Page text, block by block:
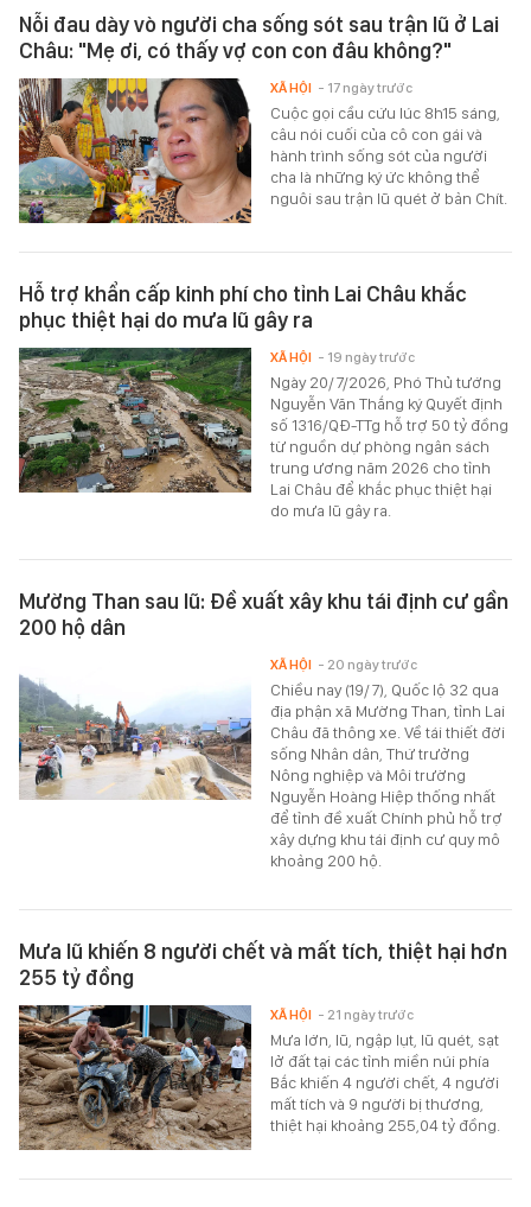
Nỗi đau dày vò người cha sống sót sau trận lũ ở Lai
Châu: "Mẹ ơi, có thấy vợ con con đâu không?"
Cuộc gọi cầu cứu lúc 8h15 sáng,
câu nói cuối của cô con gái và
hành trình sống sót của người
cha là những ký ức không thể
nguôi sau trận lũ quét ở bản Chít.
XÃ HỘI - 17 ngày trước
Hỗ trợ khẩn cấp kinh phí cho tỉnh Lai Châu khắc
phục thiệt hại do mưa lũ gây ra
Ngày 20/7/2026, Phó Thủ tướng
Nguyễn Văn Thắng ký Quyết định
số 1316/QĐ-TTg hỗ trợ 50 tỷ đồng
từ nguồn dự phòng ngân sách
trung ương năm 2026 cho tỉnh
Lai Châu để khắc phục thiệt hại
do mưa lũ gây ra.
XÃ HỘI - 19 ngày trước
Mường Than sau lũ: Đề xuất xây khu tái định cư gần
200 hộ dân
Chiều nay (19/7), Quốc lộ 32 qua
địa phận xã Mường Than, tỉnh Lai
Châu đã thông xe. Về tái thiết đời
sống Nhân dân, Thứ trưởng
Nông nghiệp và Môi trường
Nguyễn Hoàng Hiệp thống nhất
để tỉnh đề xuất Chính phủ hỗ trợ
xây dựng khu tái định cư quy mô
khoảng 200 hộ.
XÃ HỘI - 20 ngày trước
Mưa lũ khiến 8 người chết và mất tích, thiệt hại hơn
255 tỷ đồng
Mưa lớn, lũ, ngập lụt, lũ quét, sạt
lở đất tại các tỉnh miền núi phía
Bắc khiến 4 người chết, 4 người
mất tích và 9 người bị thương,
thiệt hại khoảng 255,04 tỷ đồng.
XÃ HỘI - 21 ngày trước